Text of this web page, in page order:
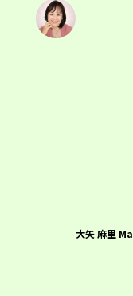
大矢 麻里